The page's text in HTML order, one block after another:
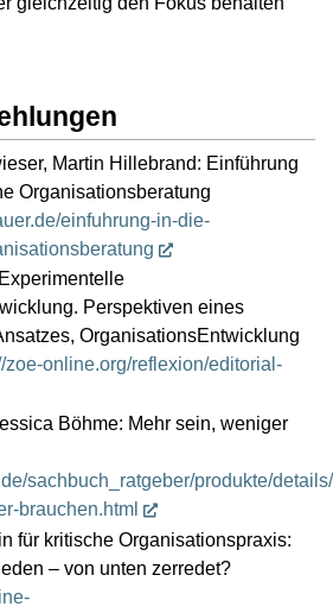
Martin Hillebrand: Einführung
Organisationsberatung
einfuhrung-in-die-
Perspektiven eines
OrganisationsEntwicklung
zoe-online.org/reflexion/editorial-
Böhme: Mehr sein, weniger
sachbuch_ratgeber/produkte/
brauchen.html
für kritische Organisationspraxis:
– von unten zerredet?